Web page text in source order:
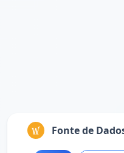
Fonte de